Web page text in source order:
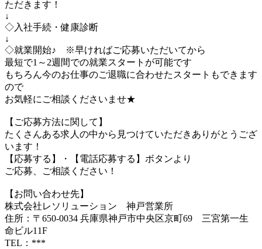
ただきます！
↓
◇入社手続・健康診断
↓
◇就業開始♪ ※早ければご応募いただいてから
最短で1～2週間での就業スタートが可能です
もちろん今のお仕事のご退職に合わせたスタートもできます
ので
お気軽にご相談くださいませ★
【ご応募方法に関して】
たくさんある求人の中から見つけていただきありがとうござ
います！
【応募する】・【電話応募する】ボタンより
ご応募、ご相談ください！
【お問い合わせ先】
株式会社レソリューション 神戸営業所
住所：〒650-0034 兵庫県神戸市中央区京町69 三宮第一生
命ビル11F
TEL：***